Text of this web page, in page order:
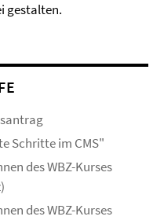
gestalten.
Schritte im CMS"
des WBZ-Kurses
des WBZ-Kurses